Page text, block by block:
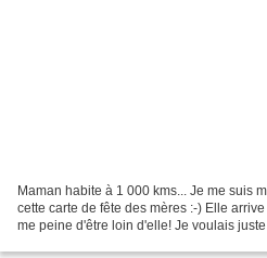
Maman habite à 1 000 kms... Je me suis
cette carte de fête des mères :-) Elle
me peine d'être loin d'elle! Je voulais